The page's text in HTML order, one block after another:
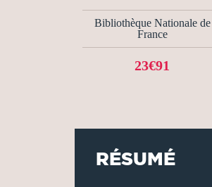
Bibliothèque Nationale de
France
23€91
RÉSUMÉ